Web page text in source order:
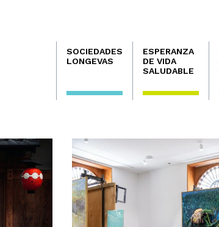
Navegación
principal
SOCIEDADES
LONGEVAS
ESPERANZA
DE VIDA
SALUDABLE